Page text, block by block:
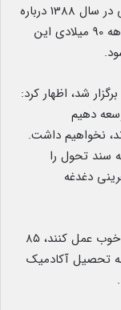
وزیر آموزش و پرورش با اشاره به انجام تحقیقی در سال 1388 درباره
سهم آموزش و پرورش در تولید ملی، گفت: از دهه 90‌ میلادی این
شد، اظهار کرد:
دهیم
نخواهیم داشت.
سند تحول را
دغدغه
وی اضافه کرد: اگر هنرستان‌ها در انتخاب رشته خوب عمل کنند، ۸۵
تحصیل آکادمیک